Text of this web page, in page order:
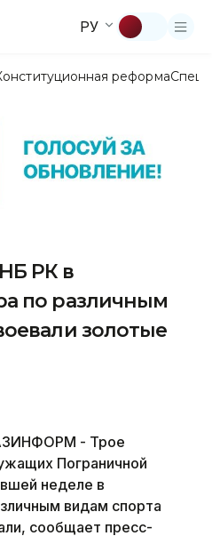
РУ
реформа
РК в
по различным
золотые
- Трое
Пограничной
неделе в
видам спорта
сообщает пресс-